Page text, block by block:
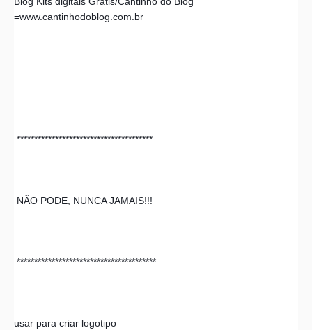
=www.cantinhodoblog.com.br
***************************************
NÃO PODE, NUNCA JAMAIS!!!
****************************************
usar para criar logotipo